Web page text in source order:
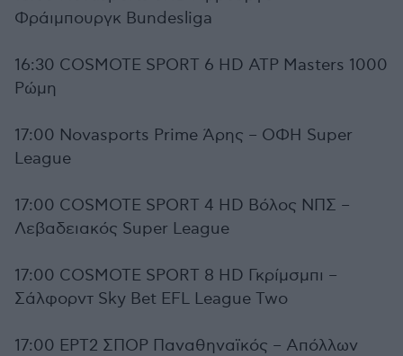
Φράιμπουργκ Bundesliga
16:30 COSMOTE SPORT 6 HD ATP Masters 1000
Ρώμη
17:00 Novasports Prime Άρης – ΟΦΗ Super
League
17:00 COSMOTE SPORT 4 HD Βόλος ΝΠΣ –
Λεβαδειακός Super League
17:00 COSMOTE SPORT 8 HD Γκρίμσμπι –
Σάλφορντ Sky Bet EFL League Two
17:00 ΕΡΤ2 ΣΠΟΡ Παναθηναϊκός – Απόλλων